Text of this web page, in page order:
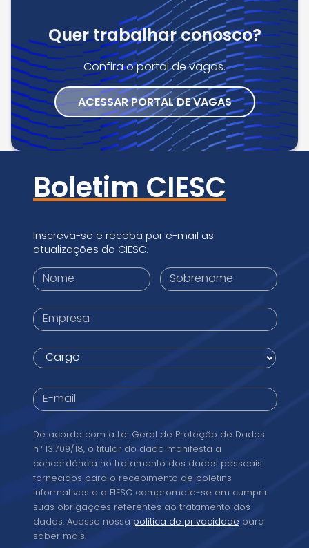
Quer trabalhar conosco?
Confira o portal de vagas.
ACESSAR PORTAL DE VAGAS
Boletim CIESC
Inscreva-se e receba por e-mail as
atualizações do CIESC.
Primeiro
nome
*
Sobrenome
Empresa
Cargo
E-
mail
*
Conformidade
legal
De acordo com a Lei Geral de Proteção de Dados
nº 13.709/18, o titular do dado manifesta a
concordância no tratamento dos dados pessoais
fornecidos para o recebimento de boletins
informativos e a FIESC compromete-se em cumprir
suas obrigações referentes ao tratamento dos
dados. Acesse nossa política de privacidade para
saber mais.